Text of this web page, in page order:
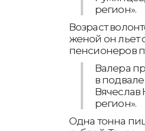
регион».
Возраст
женой он льет
пенсионеров
Валера
в
Вячеслав
регион».
Одна тонна